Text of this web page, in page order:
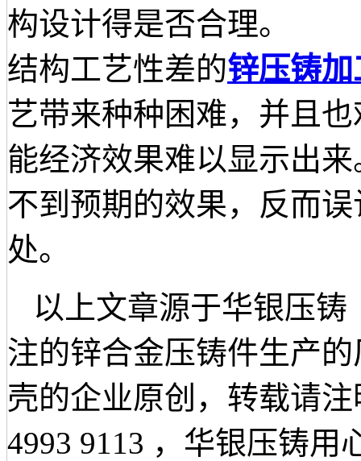
构设计得是否合理。
结构工艺性差的锌压铸加
艺带来种种困难，并且
能经济效果难以显示出
不到预期的效果，反而
处。
以上文章源于华银压铸
注的锌合金压铸件生产
壳的企业原创，转载请
4993 9113 ，华银压铸用